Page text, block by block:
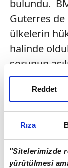
Rıza
"Sitelerimizde
yürütülmesi
Reddet
bulundu.
Guterres de
ülkelerin
halinde
sorunun
edeceklerini
şartlarının
önemli
getiren
yollarından
gerektiğine